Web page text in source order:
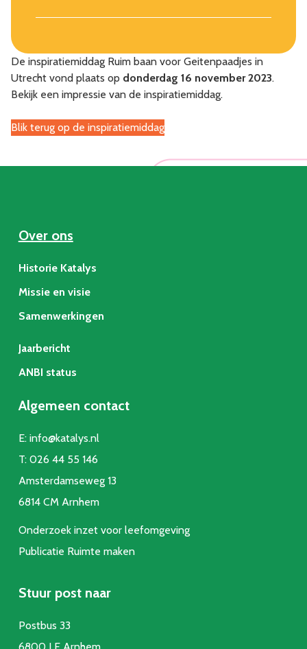
De inspiratiemiddag Ruim baan voor Geitenpaadjes in
Utrecht vond plaats op donderdag 16 november 2023.
Bekijk een impressie van de inspiratiemiddag.
Blik terug op de inspiratiemiddag
Over ons
Historie Katalys
Missie en visie
Samenwerkingen
Jaarbericht
ANBI status
Algemeen contact
E: info@katalys.nl
T: 026 44 55 146
Amsterdamseweg 13
6814 CM Arnhem
Onderzoek inzet voor leefomgeving
Publicatie Ruimte maken
Stuur post naar
Postbus 33